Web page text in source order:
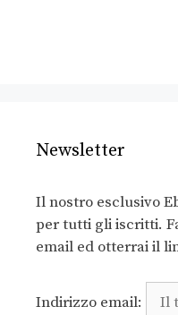
Newsletter
Il nostro esclusivo
per tutti gli iscritti.
email ed otterrai il
Indirizzo email: